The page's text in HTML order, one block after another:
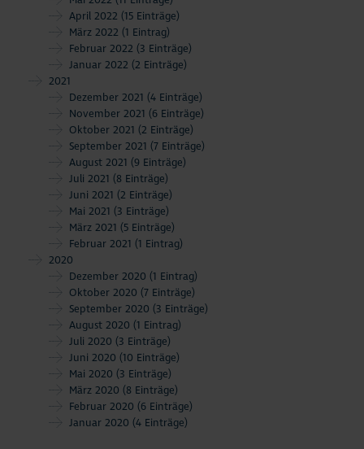
April 2022 (15 Einträge)
März 2022 (1 Eintrag)
Februar 2022 (3 Einträge)
Januar 2022 (2 Einträge)
2021
Dezember 2021 (4 Einträge)
November 2021 (6 Einträge)
Oktober 2021 (2 Einträge)
September 2021 (7 Einträge)
August 2021 (9 Einträge)
Juli 2021 (8 Einträge)
Juni 2021 (2 Einträge)
Mai 2021 (3 Einträge)
März 2021 (5 Einträge)
Februar 2021 (1 Eintrag)
2020
Dezember 2020 (1 Eintrag)
Oktober 2020 (7 Einträge)
September 2020 (3 Einträge)
August 2020 (1 Eintrag)
Juli 2020 (3 Einträge)
Juni 2020 (10 Einträge)
Mai 2020 (3 Einträge)
März 2020 (8 Einträge)
Februar 2020 (6 Einträge)
Januar 2020 (4 Einträge)